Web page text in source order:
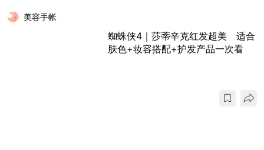
美容手帐
蜘蛛侠4｜莎蒂辛克红发超美 适合
肤色+妆容搭配+护发产品一次看